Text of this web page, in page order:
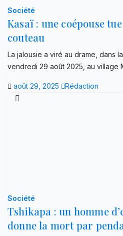
Société
Kasaï : une coépouse
couteau
La jalousie a viré au drame, dans
vendredi 29 août 2025, au village
août 29, 2025 Rédaction
Société
Tshikapa : un homme
donne la mort par